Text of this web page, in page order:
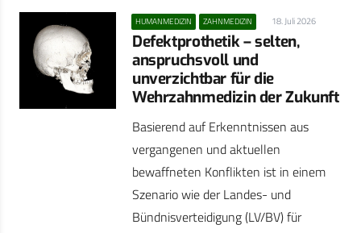
HUMANMEDIZIN ZAHNMEDIZIN 18. Juli 2026
Defektprothetik – selten,
anspruchsvoll und
unverzichtbar für die
Wehrzahnmedizin der Zukunft
Basierend auf Erkenntnissen aus
vergangenen und aktuellen
bewaffneten Konflikten ist in einem
Szenario wie der Landes- und
Bündnisverteidigung (LV/BV) für